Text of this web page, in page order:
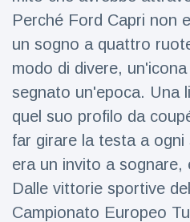
una
bambina
Brown
incoraggia
sua figlia ad
essere
creativa
15 July
72
Visualizzazioni
Anne
Hathaway
Tom
Holland 'il
figlio dei
sogni’
Visualizzazioni
Perché Ford Capri non
un sogno a quattro
modo di divere,
segnato un'epoca. Una
quel suo profilo da
far girare la testa a
era un invito a sognare,
Dalle vittorie sportive
Campionato Europeo